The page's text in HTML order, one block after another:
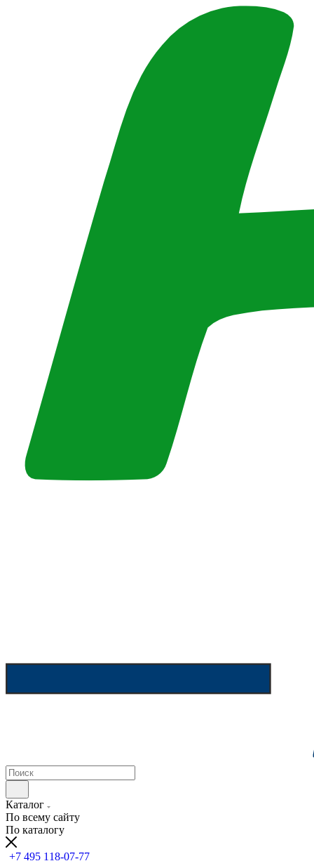
Каталог
По всему сайту
По каталогу
+7 495 118-07-77